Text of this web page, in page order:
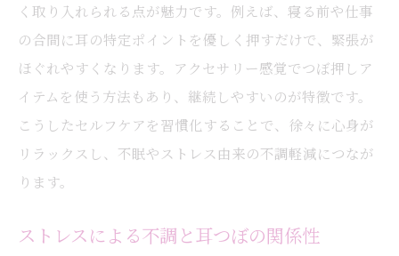
く取り入れられる点が魅力です。例えば、寝る前や仕事
の合間に耳の特定ポイントを優しく押すだけで、緊張が
ほぐれやすくなります。アクセサリー感覚でつぼ押しア
イテムを使う方法もあり、継続しやすいのが特徴です。
こうしたセルフケアを習慣化することで、徐々に心身が
リラックスし、不眠やストレス由来の不調軽減につなが
ります。
ストレスによる不調と耳つぼの関係性